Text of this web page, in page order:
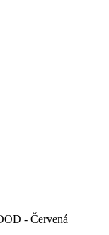
- Červená